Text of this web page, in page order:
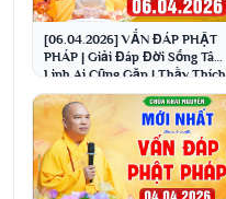
[06.04.2026] VẤN ĐÁP PHẬT
PHÁP | Giải Đáp Đời Sống Tâm
Linh Ai Cũng Gặp | Thầy Thích
Đạo Thịnh